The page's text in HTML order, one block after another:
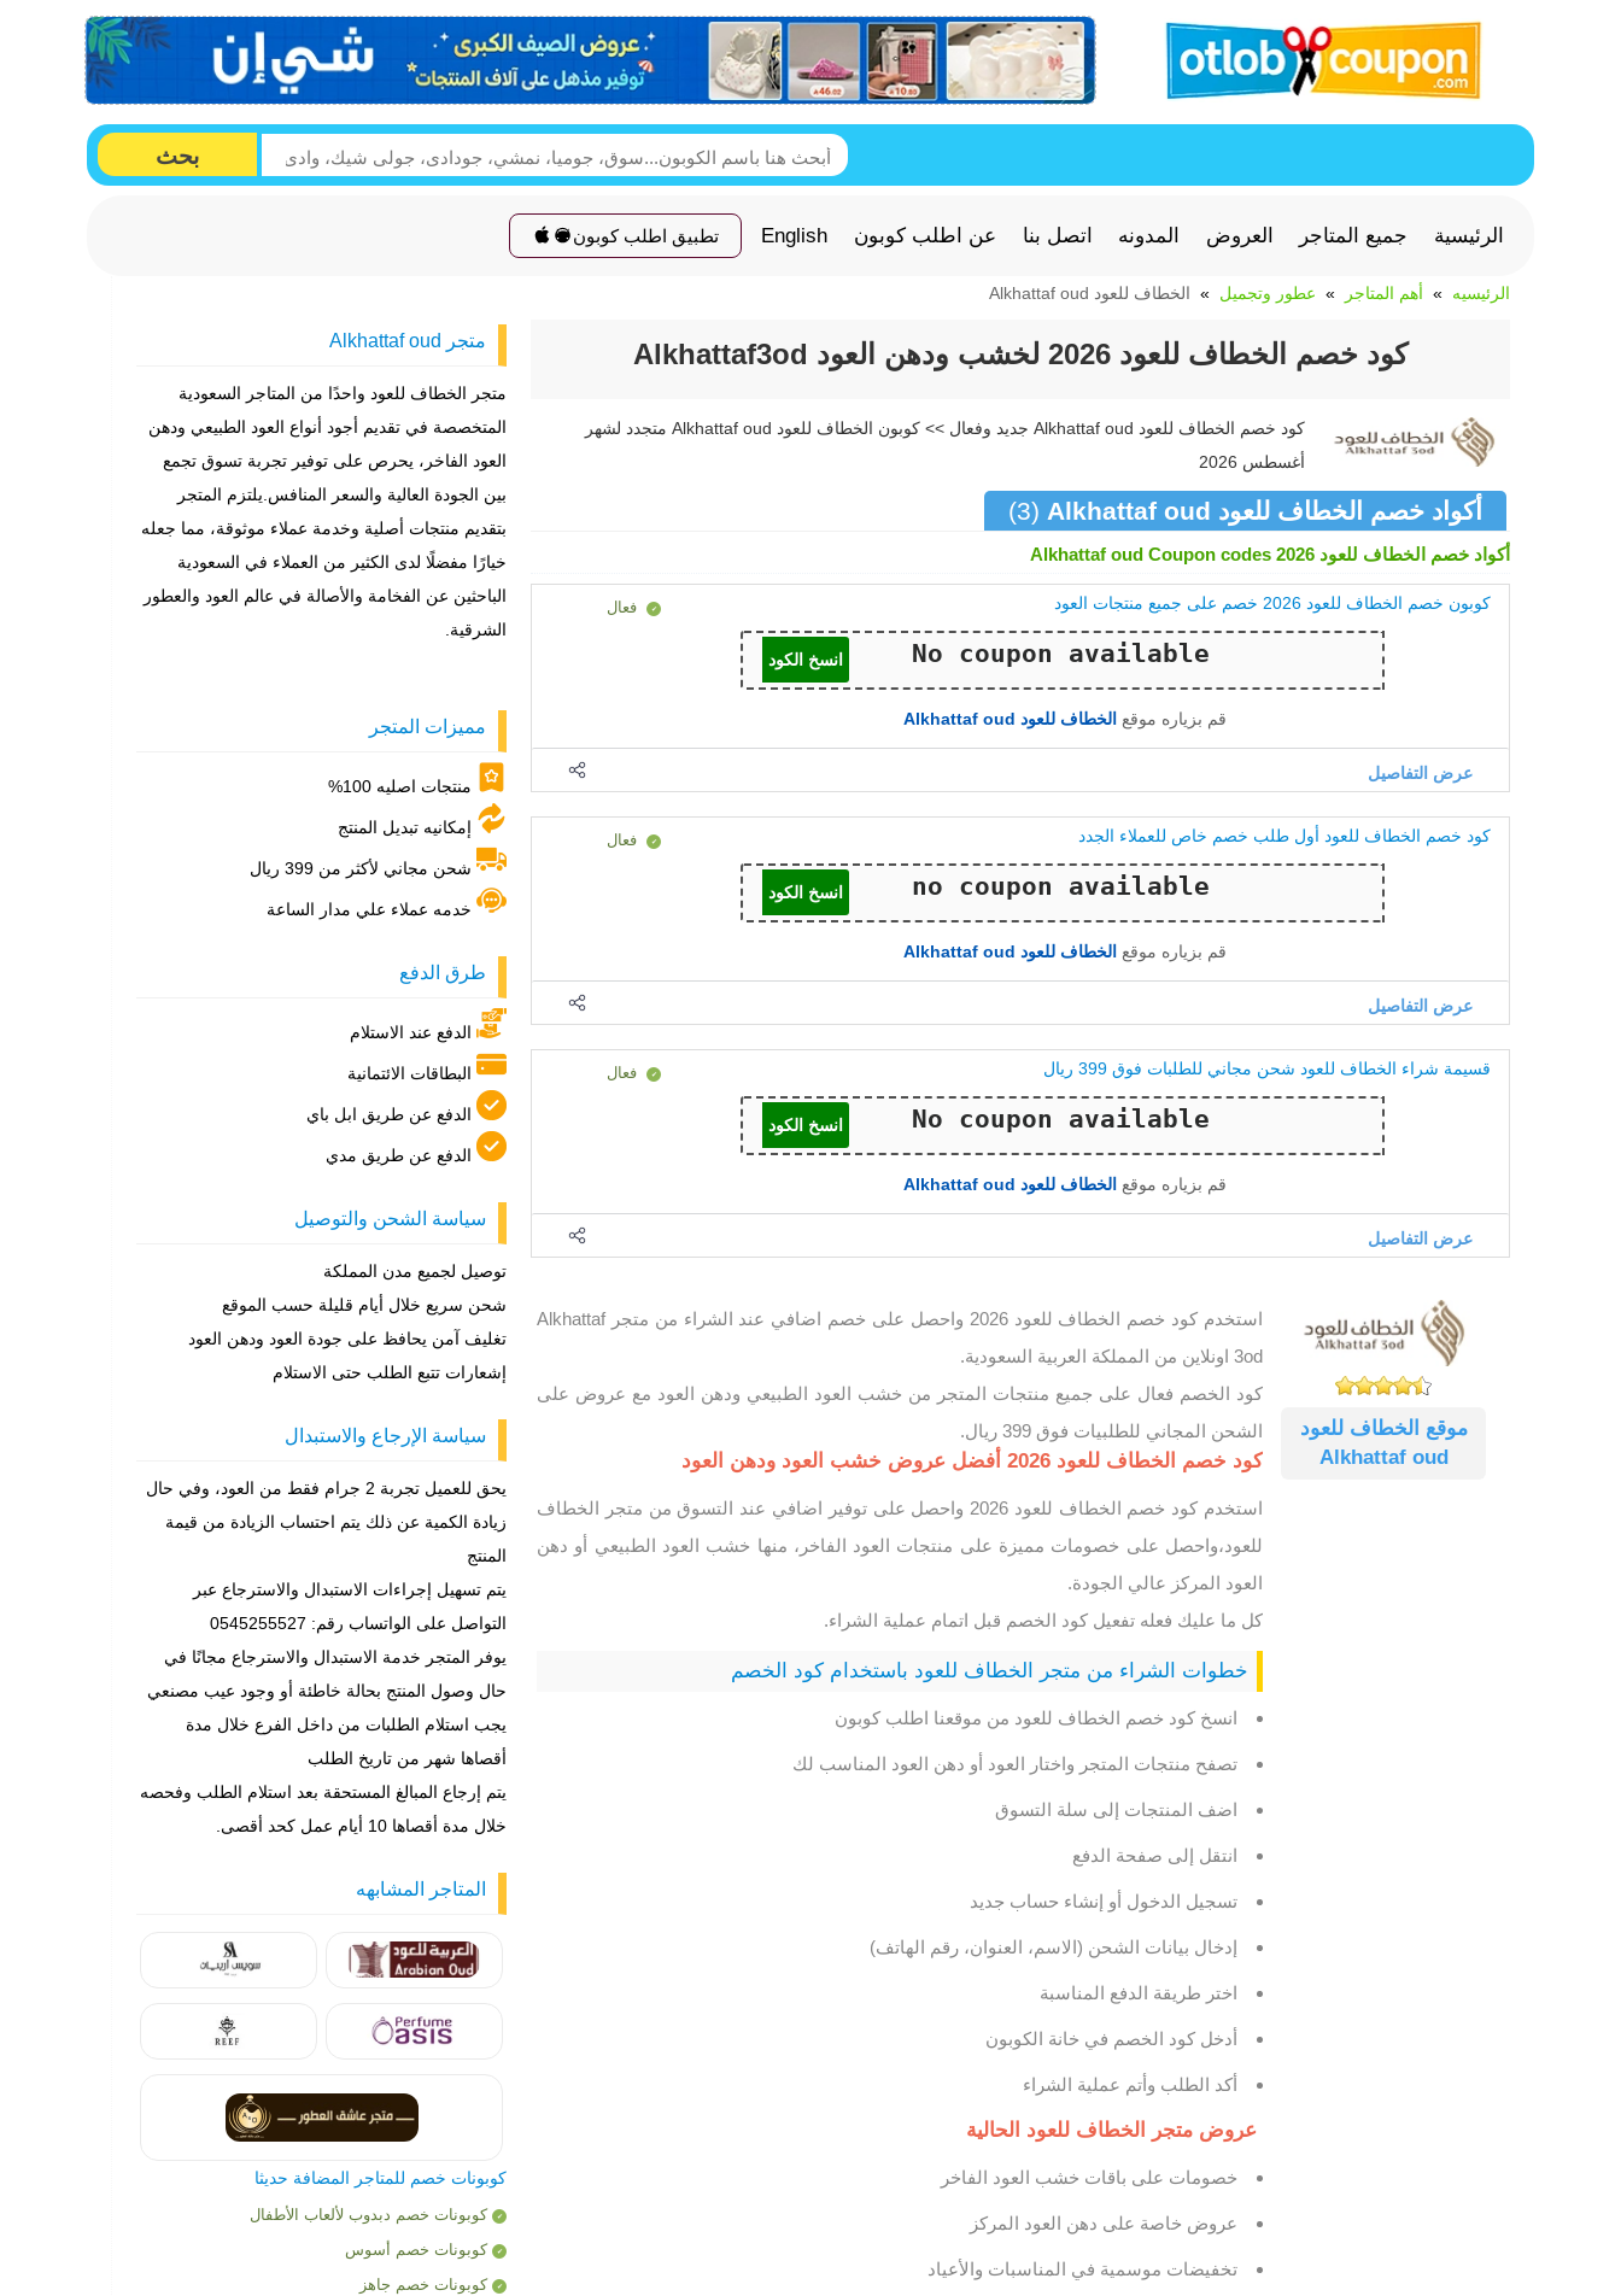
بحث
الرئيسية جميع المتاجر العروض المدونه اتصل بنا عن اطلب كوبون English تطبيق اطلب كوبون
الرئيسيه أهم المتاجر عطور وتجميل الخطاف للعود Alkhattaf oud
كود خصم الخطاف للعود 2026 لخشب ودهن العود Alkhattaf3od
كود خصم الخطاف للعود Alkhattaf oud جديد وفعال >> كوبون الخطاف للعود Alkhattaf oud متجدد لشهر
أغسطس 2026
أكواد خصم الخطاف للعود Alkhattaf oud (3)
أكواد خصم الخطاف للعود Alkhattaf oud Coupon codes 2026
كوبون خصم الخطاف للعود 2026 خصم على جميع منتجات العود فعال
انسخ الكود
قم بزياره موقع الخطاف للعود Alkhattaf oud
عرض التفاصيل
كود خصم الخطاف للعود أول طلب خصم خاص للعملاء الجدد فعال
انسخ الكود
قم بزياره موقع الخطاف للعود Alkhattaf oud
عرض التفاصيل
قسيمة شراء الخطاف للعود شحن مجاني للطلبات فوق 399 ريال فعال
انسخ الكود
قم بزياره موقع الخطاف للعود Alkhattaf oud
عرض التفاصيل
موقع الخطاف للعود
Alkhattaf oud
استخدم كود خصم الخطاف للعود 2026 واحصل على خصم اضافي عند الشراء من متجر Alkhattaf
3od اونلاين من المملكة العربية السعودية.
كود الخصم فعال على جميع منتجات المتجر من خشب العود الطبيعي ودهن العود مع عروض على
الشحن المجاني للطلبيات فوق 399 ريال.
كود خصم الخطاف للعود 2026 أفضل عروض خشب العود ودهن العود
استخدم كود خصم الخطاف للعود 2026 واحصل على توفير اضافي عند التسوق من متجر الخطاف
للعود،واحصل على خصومات مميزة على منتجات العود الفاخر، منها خشب العود الطبيعي أو دهن
العود المركز عالي الجودة.
كل ما عليك فعله تفعيل كود الخصم قبل اتمام عملية الشراء.
خطوات الشراء من متجر الخطاف للعود باستخدام كود الخصم
انسخ كود خصم الخطاف للعود من موقعنا اطلب كوبون
تصفح منتجات المتجر واختار العود أو دهن العود المناسب لك
اضف المنتجات إلى سلة التسوق
انتقل إلى صفحة الدفع
تسجيل الدخول أو إنشاء حساب جديد
إدخال بيانات الشحن (الاسم، العنوان، رقم الهاتف)
اختر طريقة الدفع المناسبة
أدخل كود الخصم في خانة الكوبون
أكد الطلب وأتم عملية الشراء
عروض متجر الخطاف للعود الحالية
خصومات على باقات خشب العود الفاخر
عروض خاصة على دهن العود المركز
تخفيضات موسمية في المناسبات والأعياد
متجر Alkhattaf oud
متجر الخطاف للعود واحدًا من المتاجر السعودية
المتخصصة في تقديم أجود أنواع العود الطبيعي ودهن
العود الفاخر، يحرص على توفير تجربة تسوق تجمع
بين الجودة العالية والسعر المنافس.يلتزم المتجر
بتقديم منتجات أصلية وخدمة عملاء موثوقة، مما جعله
خيارًا مفضلًا لدى الكثير من العملاء في السعودية
الباحثين عن الفخامة والأصالة في عالم العود والعطور
الشرقية.
مميزات المتجر
منتجات اصليه 100%
إمكانيه تبديل المنتج
شحن مجاني لأكثر من 399 ريال
خدمه عملاء علي مدار الساعة
طرق الدفع
الدفع عند الاستلام
البطاقات الائتمانية
الدفع عن طريق ابل باي
الدفع عن طريق مدي
سياسة الشحن والتوصيل
توصيل لجميع مدن المملكة
شحن سريع خلال أيام قليلة حسب الموقع
تغليف آمن يحافظ على جودة العود ودهن العود
إشعارات تتبع الطلب حتى الاستلام
سياسة الإرجاع والاستبدال
يحق للعميل تجربة 2 جرام فقط من العود، وفي حال
زيادة الكمية عن ذلك يتم احتساب الزيادة من قيمة
المنتج
يتم تسهيل إجراءات الاستبدال والاسترجاع عبر
التواصل على الواتساب رقم: 0545255527
يوفر المتجر خدمة الاستبدال والاسترجاع مجانًا في
حال وصول المنتج بحالة خاطئة أو وجود عيب مصنعي
يجب استلام الطلبات من داخل الفرع خلال مدة
أقصاها شهر من تاريخ الطلب
يتم إرجاع المبالغ المستحقة بعد استلام الطلب وفحصه
خلال مدة أقصاها 10 أيام عمل كحد أقصى.
المتاجر المشابهه
كوبونات خصم للمتاجر المضافة حديثا
كوبونات خصم دبدوب لألعاب الأطفال
كوبونات خصم أسوس
كوبونات خصم جاهز